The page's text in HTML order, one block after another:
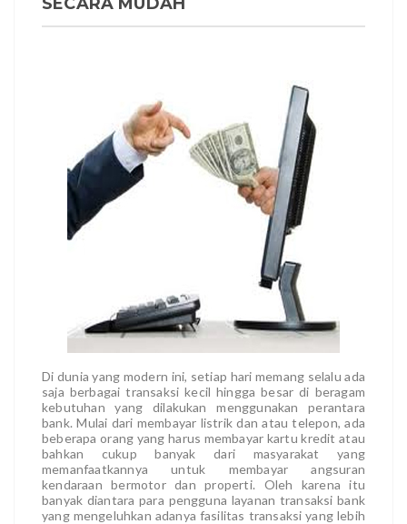
Di dunia yang modern ini, setiap hari memang selalu ada
saja berbagai transaksi kecil hingga besar di beragam
kebutuhan yang dilakukan menggunakan perantara
bank. Mulai dari membayar listrik dan atau telepon, ada
beberapa orang yang harus membayar kartu kredit atau
bahkan cukup banyak dari masyarakat yang
memanfaatkannya untuk membayar angsuran
kendaraan bermotor dan properti. Oleh karena itu
banyak diantara para pengguna layanan transaksi bank
yang mengeluhkan adanya fasilitas transaksi yang lebih